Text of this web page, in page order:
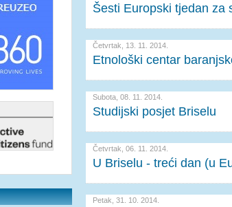
Šesti Europski tjedan za
Četvrtak, 13. 11. 2014.
Etnološki centar
Subota, 08. 11. 2014.
Studijski posjet Briselu
Četvrtak, 06. 11. 2014.
U Briselu - treći dan (u
Petak, 31. 10. 2014.